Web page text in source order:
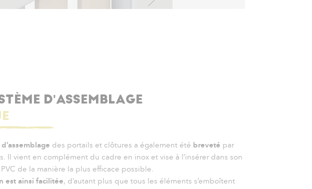
D'ASSEMBLAGE
des portails et clôtures a également été breveté par
Il vient en complément du cadre en inox et vise à l’insérer dans son
de la manière la plus efficace possible.
est ainsi facilitée, d’autant plus que tous les éléments s’emboîtent